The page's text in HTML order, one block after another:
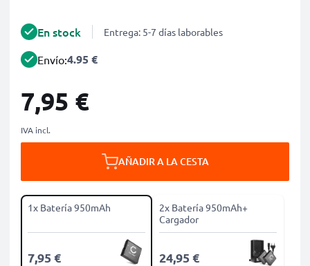
En stock Entrega: 5-7 días laborables
Envío:4.95 €
7,95 €
IVA incl.
AÑADIR A LA CESTA
1x Batería 950mAh
7,95 €
2x Batería 950mAh+
Cargador
24,95 €